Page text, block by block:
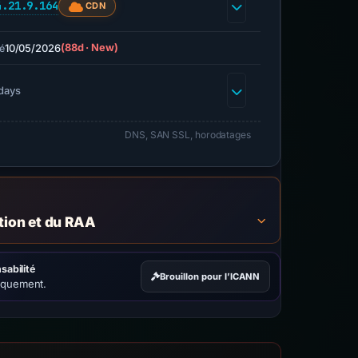
CDN
10/05/2026(88d · New)
DNS, SAN SSL, horodatages
et du RAA
Brouillon pour l’ICANN